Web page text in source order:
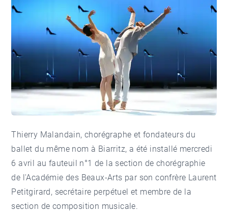
Thierry Malandain, chorégraphe et fondateurs du
ballet du même nom à Biarritz, a été installé mercredi
6 avril au fauteuil n°1 de la section de chorégraphie
de l'Académie des Beaux-Arts par son confrère Laurent
Petitgirard, secrétaire perpétuel et membre de la
section de composition musicale.